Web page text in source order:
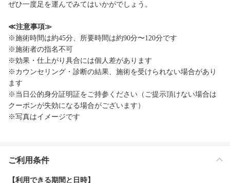
ぜひ一度足を運んでみてはいかがでしょう。
≪注意事項≫
※施術時間は約45分、所要時間は約90分〜120分です
※施術者の指名不可
※効果・仕上がり具合には個人差があります
※カウンセリング・診断の結果、施術を受けられない場合があり
ます
※当日公的身分証明証をご持参ください（ご提示頂けない場合は
クーポンが失効になる場合がございます）
※写真はイメージです
ご利用条件
【利用できる期間と日時】